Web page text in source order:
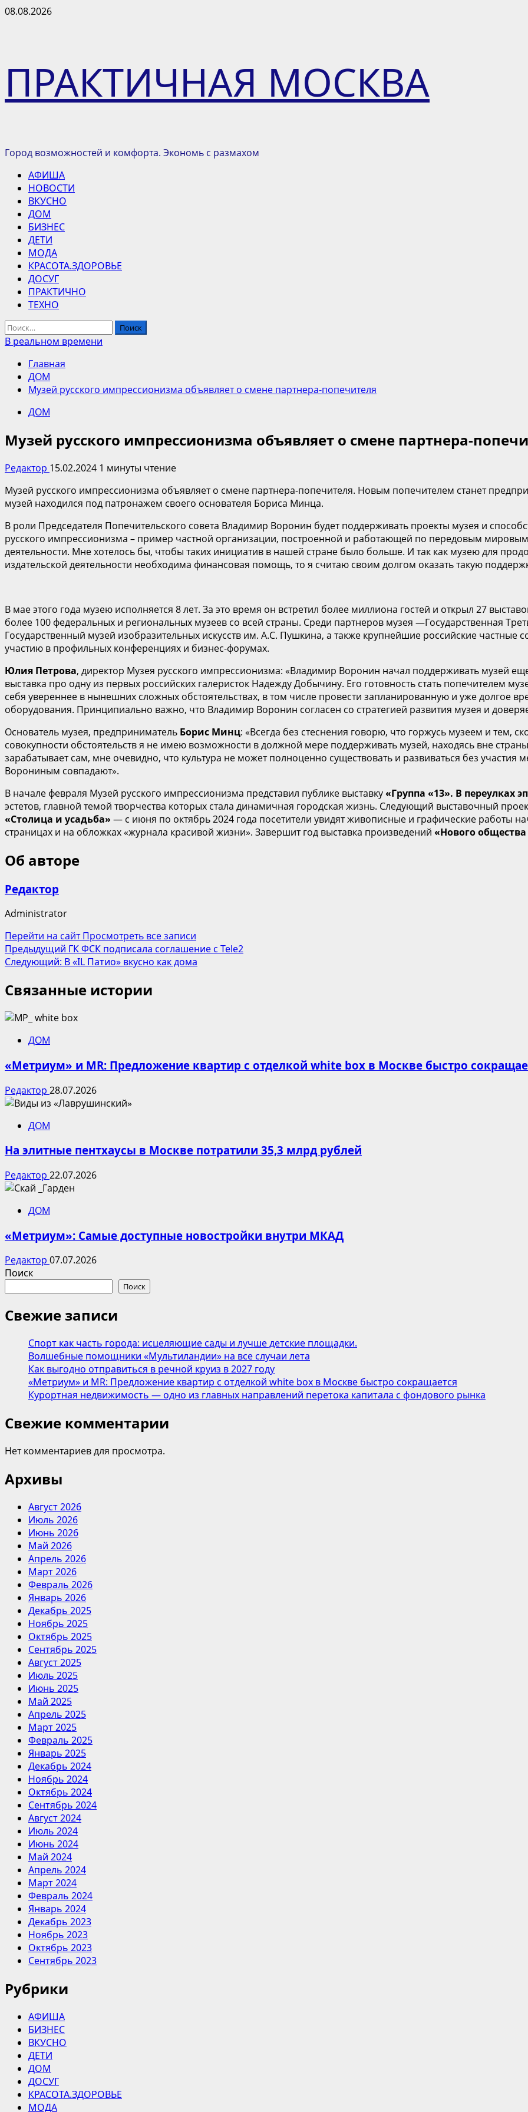
Перейти
08.08.2026
ПРАКТИЧНАЯ МОСКВА
Город возможностей и комфорта. Экономь с размахом
Основное
меню
АФИША
НОВОСТИ
ВКУСНО
ДОМ
БИЗНЕС
ДЕТИ
МОДА
КРАСОТА.ЗДОРОВЬЕ
ДОСУГ
ПРАКТИЧНО
ТЕХНО
Найти:
В реальном времени
Главная
ДОМ
Музей русского импрессионизма объявляет о смене партнера-попечителя
ДОМ
Музей русского импрессионизма объявляет о смене партнера-
Редактор 15.02.2024 1 минуты чтение
Музей русского импрессионизма объявляет о смене партнера-попечителя. Новым попечителем станет
музей находился под патронажем своего основателя Бориса Минца.
В роли Председателя Попечительского совета Владимир Воронин будет поддерживать проекты музея и
русского импрессионизма – пример частной организации, построенной и работающей по передовым
деятельности. Мне хотелось бы, чтобы таких инициатив в нашей стране было больше. И так как музею для
издательской деятельности необходима финансовая помощь, то я считаю своим долгом оказать такую
В мае этого года музею исполняется 8 лет. За это время он встретил более миллиона гостей и открыл 27
более 100 федеральных и региональных музеев со всей страны. Среди партнеров музея —Государственная
Государственный музей изобразительных искусств им. А.С. Пушкина, а также крупнейшие российские частные
участию в профильных конференциях и бизнес-форумах.
Юлия Петрова, директор Музея русского импрессионизма: «Владимир Воронин начал поддерживать музей
выставка про одну из первых российских галеристок Надежду Добычину. Его готовность стать попечителем
себя увереннее в нынешних сложных обстоятельствах, в том числе провести запланированную и уже долгое
оборудования. Принципиально важно, что Владимир Воронин согласен со стратегией развития музея и
Основатель музея, предприниматель Борис Минц: «Всегда без стеснения говорю, что горжусь музеем и тем,
совокупности обстоятельств я не имею возможности в должной мере поддерживать музей, находясь вне
зарабатывает сам, мне очевидно, что культура не может полноценно существовать и развиваться без
Ворониным совпадают».
В начале февраля Музей русского импрессионизма представил публике выставку«Группа «13». В переулках
эстетов, главной темой творчества которых стала динамичная городская жизнь. Следующий выставочный
«Столица и усадьба» — с июня по октябрь 2024 года посетители увидят живописные и графические работы
страницах и на обложках «журнала красивой жизни». Завершит год выставка произведений «Нового
Об авторе
Редактор
Administrator
Перейти на сайтПросмотреть все записи
Навигация
записи
Предыдущий ГК ФСК подписала соглашение с Tele2
Следующий: В «IL Патио» вкусно как дома
Связанные истории
ДОМ
«Метриум» и MR: Предложение квартир с отделкой white box в Москве быстро
Редактор 28.07.2026
ДОМ
На элитные пентхаусы в Москве потратили 35,3 млрд рублей
Редактор 22.07.2026
ДОМ
«Метриум»: Самые доступные новостройки внутри МКАД
Редактор 07.07.2026
Поиск
Поиск
Свежие записи
Спорт как часть города: исцеляющие сады и лучше детские площадки.
Волшебные помощники «Мультиландии» на все случаи лета
Как выгодно отправиться в речной круиз в 2027 году
«Метриум» и MR: Предложение квартир с отделкой white box в Москве быстро сокращается
Курортная недвижимость — одно из главных направлений перетока капитала с фондового рынка
Свежие комментарии
Нет комментариев для просмотра.
Архивы
Август 2026
Июль 2026
Июнь 2026
Май 2026
Апрель 2026
Март 2026
Февраль 2026
Январь 2026
Декабрь 2025
Ноябрь 2025
Октябрь 2025
Сентябрь 2025
Август 2025
Июль 2025
Июнь 2025
Май 2025
Апрель 2025
Март 2025
Февраль 2025
Январь 2025
Декабрь 2024
Ноябрь 2024
Октябрь 2024
Сентябрь 2024
Август 2024
Июль 2024
Июнь 2024
Май 2024
Апрель 2024
Март 2024
Февраль 2024
Январь 2024
Декабрь 2023
Ноябрь 2023
Октябрь 2023
Сентябрь 2023
Рубрики
АФИША
БИЗНЕС
ВКУСНО
ДЕТИ
ДОМ
ДОСУГ
КРАСОТА.ЗДОРОВЬЕ
МОДА